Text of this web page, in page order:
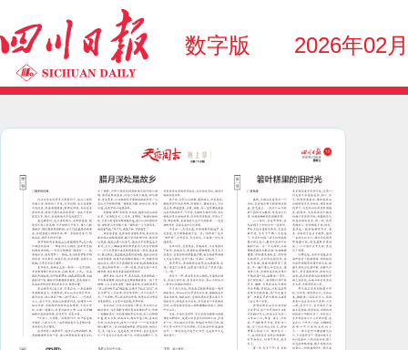
数字版 2026年02